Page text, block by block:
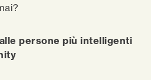
persone più intelligenti